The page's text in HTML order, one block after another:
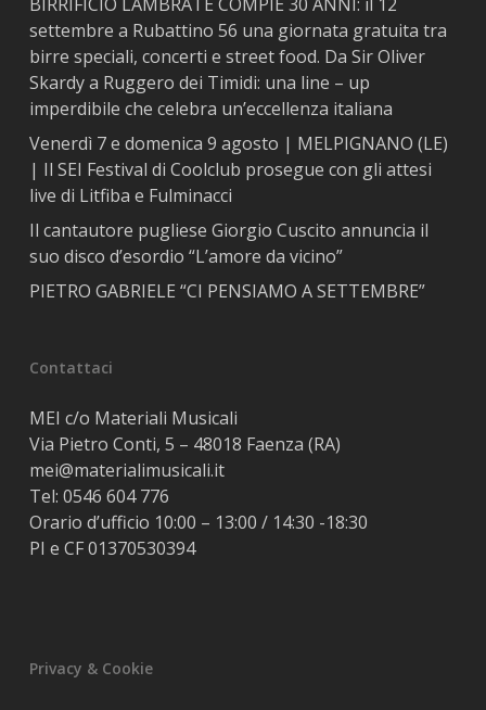
settembre a Rubattino 56 una giornata gratuita tra
birre speciali, concerti e street food. Da Sir Oliver
Skardy a Ruggero dei Timidi: una line – up
imperdibile che celebra un’eccellenza italiana
Venerdì 7 e domenica 9 agosto | MELPIGNANO (LE)
| Il SEI Festival di Coolclub prosegue con gli attesi
live di Litfiba e Fulminacci
Il cantautore pugliese Giorgio Cuscito annuncia il
suo disco d’esordio “L’amore da vicino”
PIETRO GABRIELE “CI PENSIAMO A SETTEMBRE”
Contattaci
MEI c/o Materiali Musicali
Via Pietro Conti, 5 – 48018 Faenza (RA)
mei@materialimusicali.it
Tel: 0546 604 776
Orario d’ufficio 10:00 – 13:00 / 14:30 -18:30
PI e CF 01370530394
Privacy & Cookie